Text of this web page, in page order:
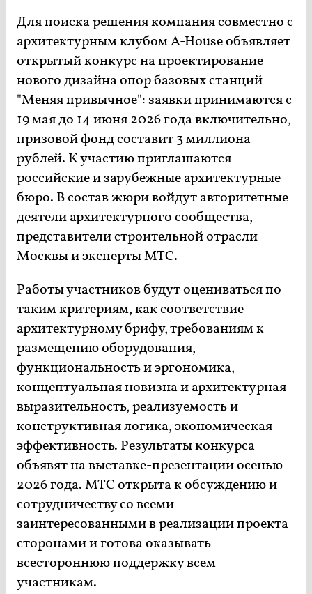
Для поиска решения компания совместно с
архитектурным клубом A-House объявляет
открытый конкурс на проектирование
нового дизайна опор базовых станций
"Меняя привычное": заявки принимаются с
19 мая до 14 июня 2026 года включительно,
призовой фонд составит 3 миллиона
рублей. К участию приглашаются
российские и зарубежные архитектурные
бюро. В состав жюри войдут авторитетные
деятели архитектурного сообщества,
представители строительной отрасли
Москвы и эксперты МТС.
Работы участников будут оцениваться по
таким критериям, как соответствие
архитектурному брифу, требованиям к
размещению оборудования,
функциональность и эргономика,
концептуальная новизна и архитектурная
выразительность, реализуемость и
конструктивная логика, экономическая
эффективность. Результаты конкурса
объявят на выставке-презентации осенью
2026 года. МТС открыта к обсуждению и
сотрудничеству со всеми
заинтересованными в реализации проекта
сторонами и готова оказывать
всестороннюю поддержку всем
участникам.